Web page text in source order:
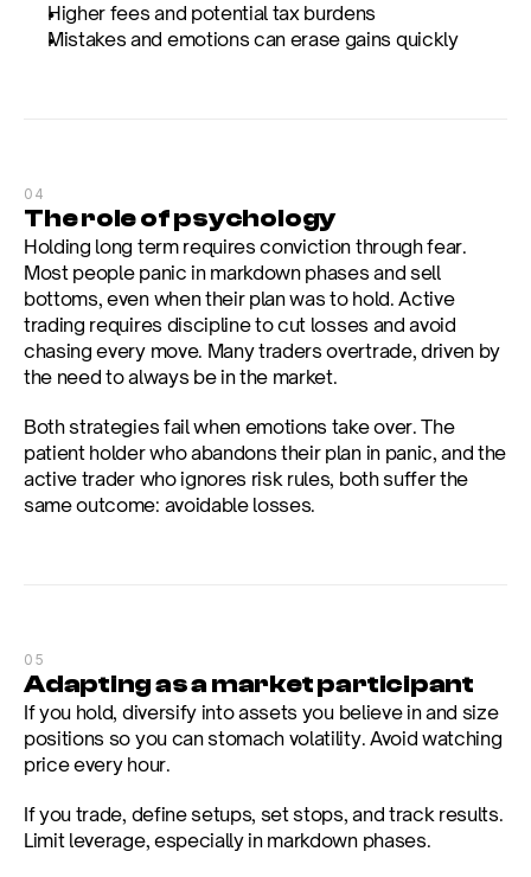
Higher fees and potential tax burdens
Mistakes and emotions can erase gains quickly
04
The role of psychology
Holding long term requires conviction through fear.
Most people panic in markdown phases and sell
bottoms, even when their plan was to hold. Active
trading requires discipline to cut losses and avoid
chasing every move. Many traders overtrade, driven by
the need to always be in the market.
Both strategies fail when emotions take over. The
patient holder who abandons their plan in panic, and the
active trader who ignores risk rules, both suffer the
same outcome: avoidable losses.
05
Adapting as a market participant
If you hold, diversify into assets you believe in and size
positions so you can stomach volatility. Avoid watching
price every hour.
If you trade, define setups, set stops, and track results.
Limit leverage, especially in markdown phases.